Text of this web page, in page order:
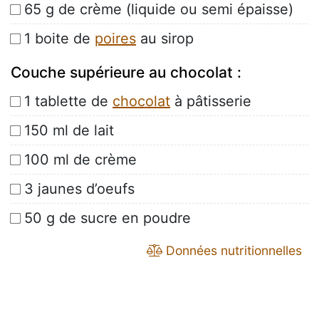
65 g de crème (liquide ou semi épaisse)
1 boite de poires au sirop
Couche supérieure au chocolat :
1 tablette de chocolat à pâtisserie
150 ml de lait
100 ml de crème
3 jaunes d’oeufs
50 g de sucre en poudre
Données nutritionnelles